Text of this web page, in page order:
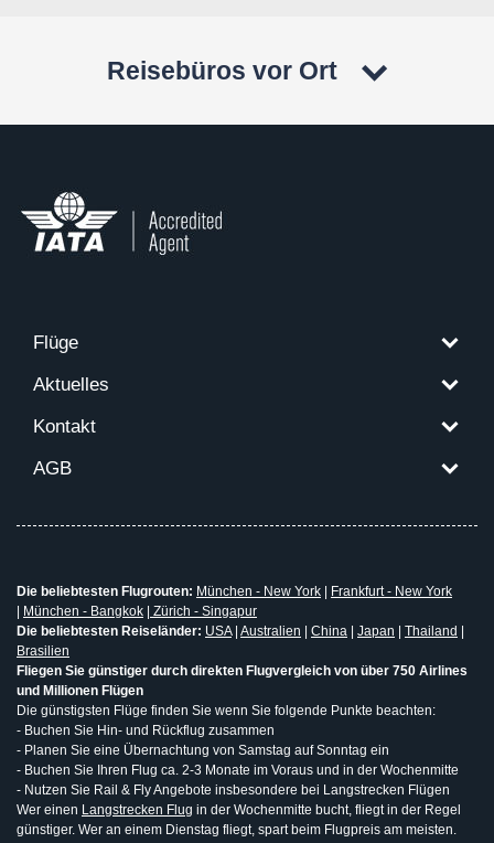
Reisebüros vor Ort
Flüge
Aktuelles
Kontakt
AGB
Die beliebtesten Flugrouten: München - New York
Frankfurt - New York
München - Bangkok
Zürich - Singapur
Die beliebtesten Reiseländer: USA| Australien China Japan Thailand
Brasilien
Fliegen Sie günstiger durch direkten Flugvergleich von über 750 Airlines
und Millionen Flügen
Die günstigsten Flüge finden Sie wenn Sie folgende Punkte beachten:
- Buchen Sie Hin- und Rückflug zusammen
- Planen Sie eine Übernachtung von Samstag auf Sonntag ein
- Buchen Sie Ihren Flug ca. 2-3 Monate im Voraus und in der Wochenmitte
- Nutzen Sie Rail & Fly Angebote insbesondere bei Langstrecken Flügen
Wer einen Langstrecken Flug in der Wochenmitte bucht, fliegt in der Regel
günstiger. Wer an einem Dienstag fliegt, spart beim Flugpreis am meisten.